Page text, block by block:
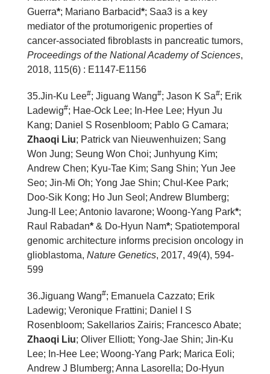
Guerra*; Mariano Barbacid*; Saa3 is a key
mediator of the protumorigenic properties of
cancer-associated fibroblasts in pancreatic tumors,
Proceedings of the National Academy of Sciences,
2018, 115(6) : E1147-E1156
35.Jin-Ku Lee#; Jiguang Wang#; Jason K Sa#; Erik
Ladewig#; Hae-Ock Lee; In-Hee Lee; Hyun Ju
Kang; Daniel S Rosenbloom; Pablo G Camara;
Zhaoqi Liu; Patrick van Nieuwenhuizen; Sang
Won Jung; Seung Won Choi; Junhyung Kim;
Andrew Chen; Kyu-Tae Kim; Sang Shin; Yun Jee
Seo; Jin-Mi Oh; Yong Jae Shin; Chul-Kee Park;
Doo-Sik Kong; Ho Jun Seol; Andrew Blumberg;
Jung-Il Lee; Antonio Iavarone; Woong-Yang Park*;
Raul Rabadan* & Do-Hyun Nam*; Spatiotemporal
genomic architecture informs precision oncology in
glioblastoma, Nature Genetics, 2017, 49(4), 594-
599
36.Jiguang Wang#; Emanuela Cazzato; Erik
Ladewig; Veronique Frattini; Daniel I S
Rosenbloom; Sakellarios Zairis; Francesco Abate;
Zhaoqi Liu; Oliver Elliott; Yong-Jae Shin; Jin-Ku
Lee; In-Hee Lee; Woong-Yang Park; Marica Eoli;
Andrew J Blumberg; Anna Lasorella; Do-Hyun